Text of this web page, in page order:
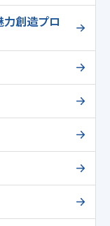
創造プロ